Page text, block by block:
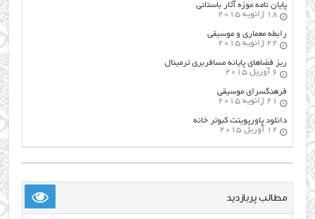
پایان نامه موزه آثار باستانی
18 ژانویه 2015
رابطه معماری و موسیقی
22 ژانویه 2015
ریز فضاهای پایانه مسافربری ترمینال
6 آوریل 2015
فرهنگسراي موسيقي
21 ژانویه 2015
دانلود پاورپوینت کبوتر خانه
12 آوریل 2015
مطالب پربازدید